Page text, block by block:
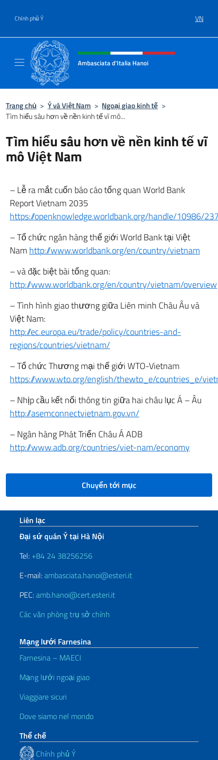
Chính phủ Ý VN
Header, social and menu of site
Ambasciata d'Italia Hanoi
Trang chủ > Ý và Việt Nam > Ngoại giao kinh tế >
Tìm hiểu sâu hơn về nền kinh tế vĩ mô...
Tìm hiểu sâu hơn về nền kinh tế vĩ
mô Việt Nam
– Lễ ra mắt cuốn báo cáo tổng quan World Bank
Report Vietnam 2035
https://openknowledge.worldbank.org/handle/10986/
– Tổ chức ngân hàng thế giới World Bank tại Việt
Nam http://www.worldbank.org/en/country/vietnam
– và đặc biệt bài tổng quan:
http://www.worldbank.org/en/country/vietnam/overview
– Tình hình giao thương giữa Liên minh Châu Âu và
Việt Nam:
http://ec.europa.eu/trade/policy/countries-and-
regions/countries/vietnam/
– Tổ chức Thương mại thế giới WTO-Vietnam
https://www.wto.org/english/thewto_e/countries_e/
– Nhịp cầu kết nối thông tin giữa hai châu lục Á – Âu
http://asemconnectvietnam.gov.vn/
– Ngân hàng Phát Triển Châu Á ADB
http://www.adb.org/countries/viet-nam/economy
Chuyển tới mục
Sezione footer
Liên lạc
Đại sứ quán Ý tại Hà Nội
Tel: +84 24 38256256
E-mail:ambasciata.hanoi@esteri.it
PEC:amb.hanoi@cert.esteri.it
Các văn phòng trụ sở chính
Mạng lưới Farnesina
Farnesina – MAECI
Mạng lưới ngoại giao
Viaggiare sicuri
Dove siamo nel mondo
Thể chế
Chính phủ Ý